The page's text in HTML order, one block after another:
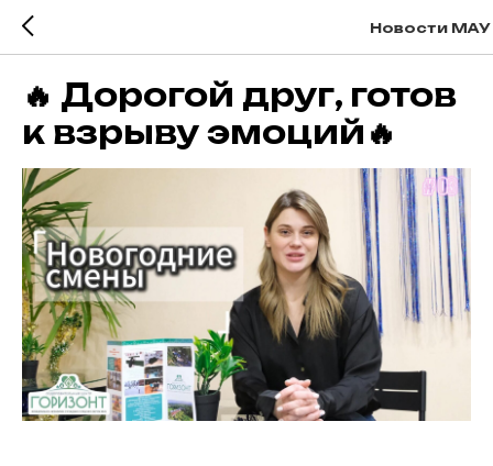
Новости МАУ
🔥 Дорогой друг, готов
к взрыву эмоций🔥